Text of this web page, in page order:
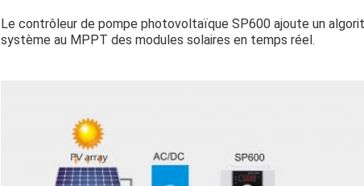
Le contrôleur de pompe photovoltaïque SP600 ajoute un
système au MPPT des modules solaires en temps réel.